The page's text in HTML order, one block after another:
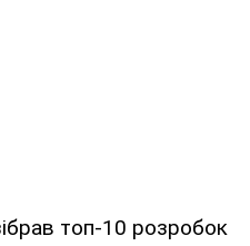
топ-10 розробок